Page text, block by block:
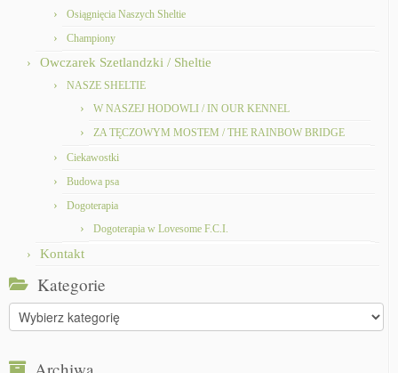
Osiągnięcia Naszych Sheltie
Championy
Owczarek Szetlandzki / Sheltie
NASZE SHELTIE
W NASZEJ HODOWLI / IN OUR KENNEL
ZA TĘCZOWYM MOSTEM / THE RAINBOW BRIDGE
Ciekawostki
Budowa psa
Dogoterapia
Dogoterapia w Lovesome F.C.I.
Kontakt
Kategorie
Kategorie